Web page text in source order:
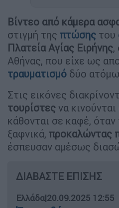
Βίντεο από κάμερα
στιγμή της πτώσης του
Πλατεία Αγίας Ειρήνης,
Αθήνας, που είχε ως
τραυματισμό δύο
Στις εικόνες
τουρίστες να
κάθονται σε καφέ,
ξαφνικά, προκαλώντας
έσπευσαν αμέσως
ΔΙΑΒΑΣΤΕ ΕΠΙΣΗΣ
Ελλάδα|20.09.2025 12:55